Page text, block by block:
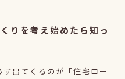
りを考え始めたら知っ
出てくるのが「住宅ロー